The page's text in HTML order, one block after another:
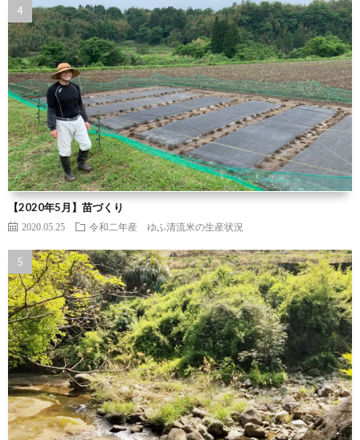
【2020年5月】苗づくり
2020.05.25 令和二年産 ゆふ清流米の生産状況